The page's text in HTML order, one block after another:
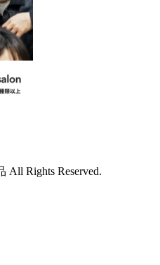
All Rights Reserved.